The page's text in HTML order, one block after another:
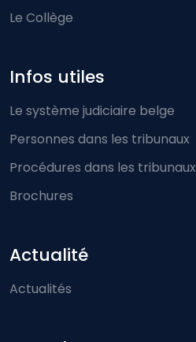
Le Collège
Infos utiles
Le système judiciaire belge
Personnes dans les tribunaux
Procédures dans les tribunaux
Brochures
Actualité
Actualités